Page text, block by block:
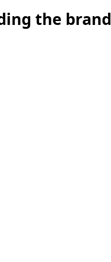
the brand